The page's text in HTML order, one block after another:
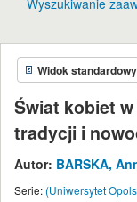
Wyszukiwanie
Widok standardowy
Świat kobiet
tradycji i
Autor: BARSKA,
Serie:(Uniwersytet